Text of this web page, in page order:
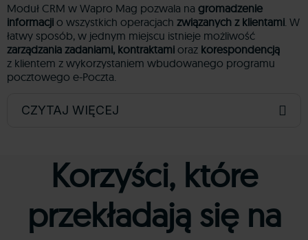
Moduł CRM w Wapro Mag pozwala na gromadzenie
informacji o wszystkich operacjach związanych z klientami . W
łatwy sposób, w jednym miejscu istnieje możliwość
zarządzania zadaniami, kontraktami oraz korespondencją
z klientem z wykorzystaniem wbudowanego programu
pocztowego e-Poczta.
CZYTAJ WIĘCEJ
Korzyści, które
przekładają się na